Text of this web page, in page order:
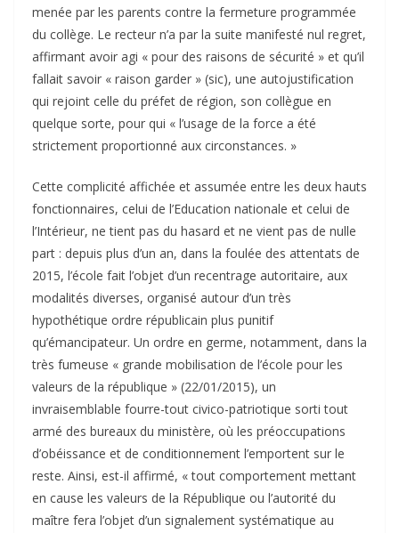
menée par les parents contre la fermeture programmée
du collège. Le recteur n’a par la suite manifesté nul regret,
affirmant avoir agi « pour des raisons de sécurité » et qu’il
fallait savoir « raison garder » (sic), une autojustification
qui rejoint celle du préfet de région, son collègue en
quelque sorte, pour qui « l’usage de la force a été
strictement proportionné aux circonstances. »
Cette complicité affichée et assumée entre les deux hauts
fonctionnaires, celui de l’Education nationale et celui de
l’Intérieur, ne tient pas du hasard et ne vient pas de nulle
part : depuis plus d’un an, dans la foulée des attentats de
2015, l’école fait l’objet d’un recentrage autoritaire, aux
modalités diverses, organisé autour d’un très
hypothétique ordre républicain plus punitif
qu’émancipateur. Un ordre en germe, notamment, dans la
très fumeuse « grande mobilisation de l’école pour les
valeurs de la république » (22/01/2015), un
invraisemblable fourre-tout civico-patriotique sorti tout
armé des bureaux du ministère, où les préoccupations
d’obéissance et de conditionnement l’emportent sur le
reste. Ainsi, est-il affirmé, « tout comportement mettant
en cause les valeurs de la République ou l’autorité du
maître fera l’objet d’un signalement systématique au